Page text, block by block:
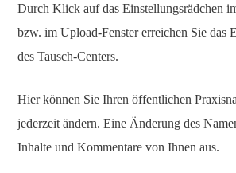
Durch Klick auf das Einstellungsrädchen
bzw. im Upload-Fenster erreichen Sie das
des Tausch-Centers.
Hier können Sie Ihren öffentlichen
jederzeit ändern. Eine Änderung des
Inhalte und Kommentare von Ihnen aus.